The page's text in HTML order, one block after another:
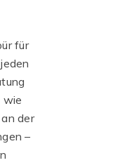
für
wie
der
–